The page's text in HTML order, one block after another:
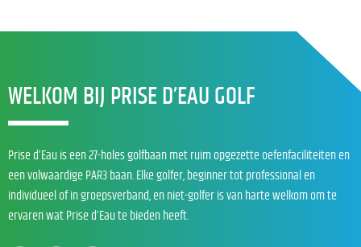
WELKOM BIJ PRISE D’EAU GOLF
Prise d’Eau is een 27-holes golfbaan met ruim opgezette oefenfaciliteiten en
een volwaardige PAR3 baan. Elke golfer, beginner tot professional en
individueel of in groepsverband, en niet-golfer is van harte welkom om te
ervaren wat Prise d’Eau te bieden heeft.